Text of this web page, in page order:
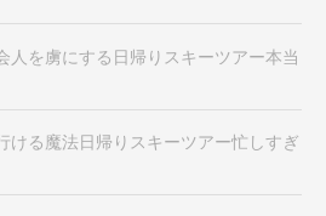
人を虜にする日帰りスキーツアー本当
ける魔法日帰りスキーツアー忙しすぎ